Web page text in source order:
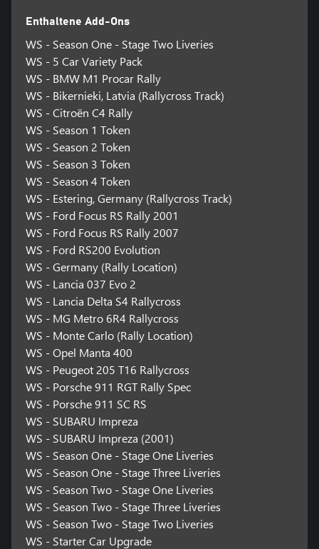
Enthaltene Add-Ons
WS - Season One - Stage Two Liveries
WS - 5 Car Variety Pack
WS - BMW M1 Procar Rally
WS - Bikernieki, Latvia (Rallycross Track)
WS - Citroën C4 Rally
WS - Season 1 Token
WS - Season 2 Token
WS - Season 3 Token
WS - Season 4 Token
WS - Estering, Germany (Rallycross Track)
WS - Ford Focus RS Rally 2001
WS - Ford Focus RS Rally 2007
WS - Ford RS200 Evolution
WS - Germany (Rally Location)
WS - Lancia 037 Evo 2
WS - Lancia Delta S4 Rallycross
WS - MG Metro 6R4 Rallycross
WS - Monte Carlo (Rally Location)
WS - Opel Manta 400
WS - Peugeot 205 T16 Rallycross
WS - Porsche 911 RGT Rally Spec
WS - Porsche 911 SC RS
WS - SUBARU Impreza
WS - SUBARU Impreza (2001)
WS - Season One - Stage One Liveries
WS - Season One - Stage Three Liveries
WS - Season Two - Stage One Liveries
WS - Season Two - Stage Three Liveries
WS - Season Two - Stage Two Liveries
WS - Starter Car Upgrade